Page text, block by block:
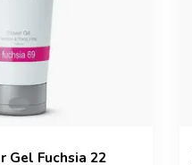
Gel Fuchsia 22